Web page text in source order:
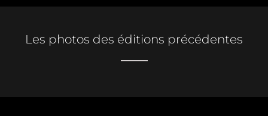
Les photos des éditions précédentes